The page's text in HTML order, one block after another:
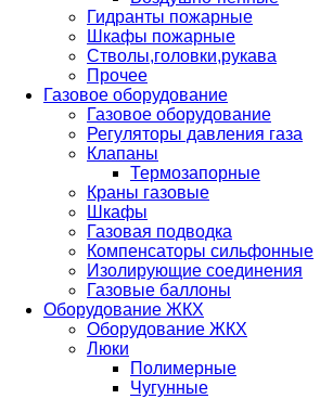
Гидранты пожарные
Шкафы пожарные
Стволы,головки,рукава
Прочее
Газовое оборудование
Газовое оборудование
Регуляторы давления газа
Клапаны
Термозапорные
Краны газовые
Шкафы
Газовая подводка
Компенсаторы сильфонные
Изолирующие соединения
Газовые баллоны
Оборудование ЖКХ
Оборудование ЖКХ
Люки
Полимерные
Чугунные